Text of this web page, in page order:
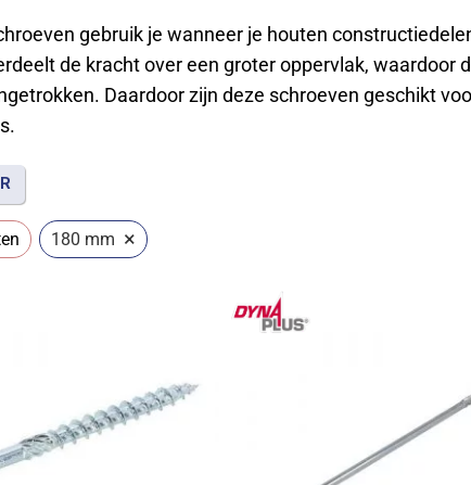
gebruik je wanneer je houten
de kracht over een groter oppervlak, waardoor
Daardoor zijn deze schroeven geschikt
bekend om tellerkopschroeven die licht indraaien
180 mm ×